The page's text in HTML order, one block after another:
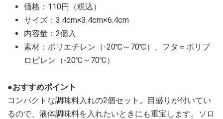
価格：110円（税込）
サイズ：3.4cm×3.4cm×6.4cm
内容量：2個入
素材：ポリエチレン（-20℃～70℃）、フタ＝ポリプ
ロピレン（-20℃～70℃）
●おすすめポイント
コンパクトな調味料入れの2個セット。目盛りが付いてい
るので、液体調味料を入れたいときにも重宝します。ソロ